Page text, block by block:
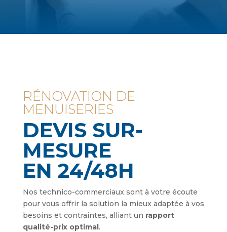
RÉNOVATION DE
MENUISERIES
DEVIS SUR-
MESURE
EN 24/48H
Nos technico-commerciaux sont à votre écoute
pour vous offrir la solution la mieux adaptée à vos
besoins et contraintes, alliant un rapport
qualité-prix optimal.